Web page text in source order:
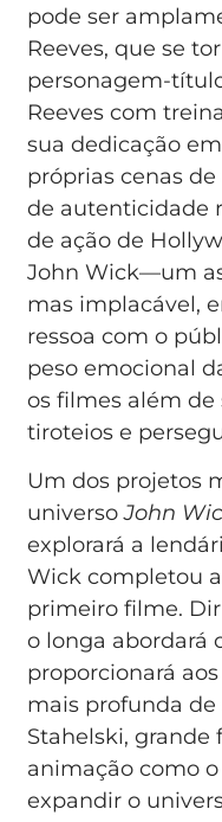
pode ser
Reeves, que se
personagem-
Reeves com
sua dedicação
próprias cenas
de autenticidade
de ação de
John Wick—um
mas implacável,
ressoa com o
peso emocional
os filmes além
tiroteios e
Um dos projetos
universoJohn
explorará a
Wick completou
primeiro filme.
o longa abordará
proporcionará
mais profunda de
Stahelski, grande
animação como
expandir o